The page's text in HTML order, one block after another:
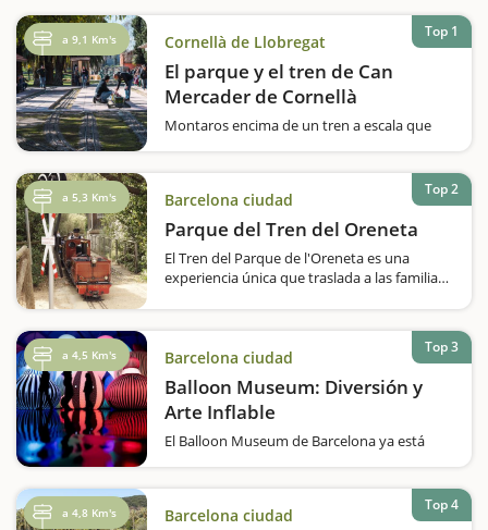
a 9,1 Km's Cornellà de Llobregat
El parque y el tren de Can
Mercader de Cornellà
Montaros encima de un tren a escala que
gustan los trenes? Queréis hacer una vuelta
en un ferrocarril a escala? El Parque
de Can Mercader, que se inauguró el 1987,…
Top 1
a 5,3 Km's Barcelona ciudad
Parque del Tren del Oreneta
El Tren del Parque de l'Oreneta es una
experiencia única que traslada a las familias
en el distrito de Sarrià-Sant Gervasi de
Barcelona, este…
Top 2
a 4,5 Km's Barcelona ciudad
Balloon Museum: Diversión y
Arte Inflable
El Balloon Museum de Barcelona ya está
curadores especializados en arte
Top 3
a 4,8 Km's Barcelona ciudad
Top 4